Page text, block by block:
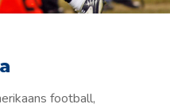
football,